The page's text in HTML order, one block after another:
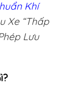
Khí
Xe “Thấp
Lưu